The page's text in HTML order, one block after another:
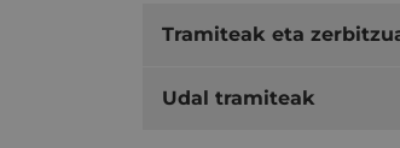
Tramiteak eta
Udal tramiteak